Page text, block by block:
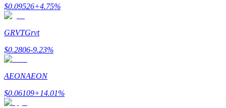
$0.09526+4.75%
GRVTGrvt
$0.2806-9.23%
AEONAEON
$0.06109+14.01%